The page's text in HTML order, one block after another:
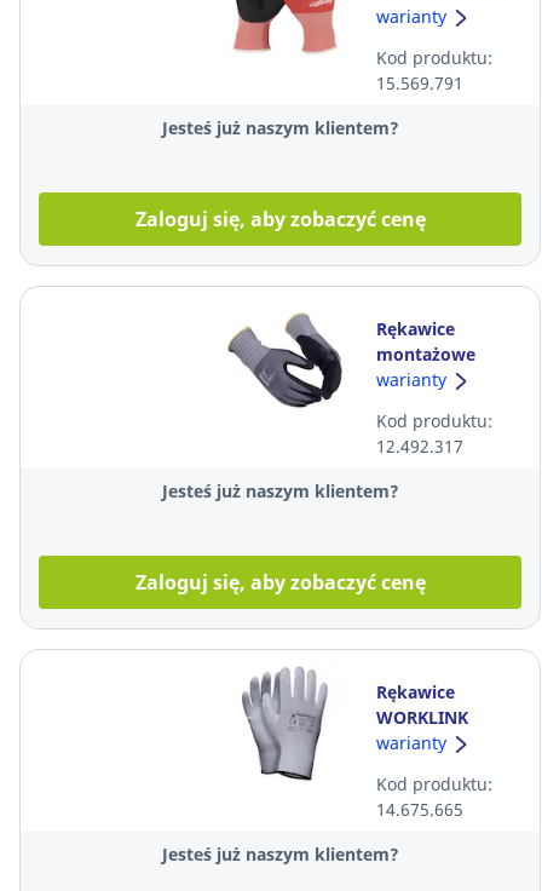
A (Level 1),
warianty
Kod produktu:
15.569.791
Jesteś już naszym klientem?
Zaloguj się, aby zobaczyć cenę
Rękawice
montażowe
powleczone
Guide 577, R9,
para
warianty
Kod produktu:
12.492.317
Jesteś już naszym klientem?
Zaloguj się, aby zobaczyć cenę
Rękawice
WORKLINK
Guretan Set A,
warianty
Kod produktu:
14.675.665
Jesteś już naszym klientem?